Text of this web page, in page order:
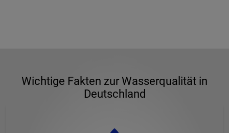
Wichtige Fakten zur Wasserqualität in
Deutschland